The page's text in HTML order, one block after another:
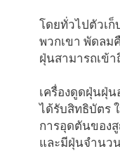
โดยทั่วไปตัวเ
พวกเขา พัดลม
ฝุ่นสามารถเข้
เครื่องดูดฝุ่นฝุ่
ได้รับสิทธิบัตร
การอุดตันของ
และมีฝุ่นจำนว